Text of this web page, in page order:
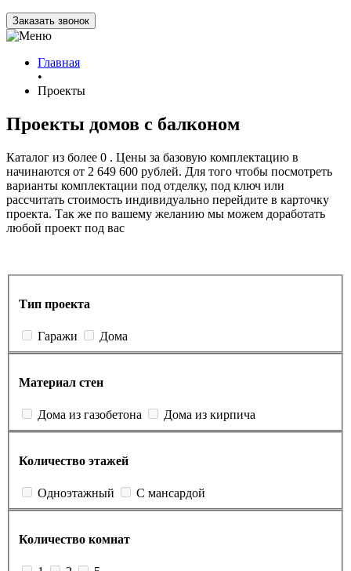
Заказать звонок
Главная
•
Проекты
Проекты домов с балконом
Каталог из более 0 . Цены за базовую комплектацию в
начинаются от 2 649 600 рублей. Для того чтобы посмотреть
варианты комплектации под отделку, под ключ или
рассчитать стоимость индивидуально перейдите в карточку
проекта. Так же по вашему желанию мы можем доработать
любой проект под вас
Тип проекта
Гаражи Дома
Материал стен
Дома из газобетона Дома из кирпича
Количество этажей
Одноэтажный С мансардой
Количество комнат